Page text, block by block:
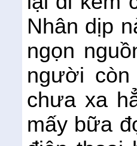
Nhân dịp
ngọn
người
chưa xa
mấy bữa